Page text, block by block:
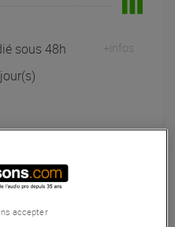
sous 48h +infos
stable et adapté aux
accepter